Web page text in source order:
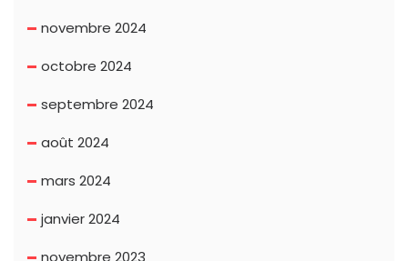
novembre 2024
octobre 2024
septembre 2024
août 2024
mars 2024
janvier 2024
novembre 2023